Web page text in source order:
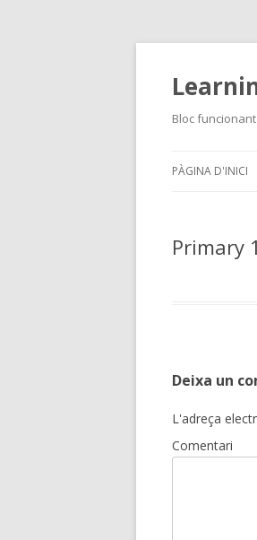
Bloc
PÀGINA D'INICI
Primary
Deixa un
L'adreça
Comentari